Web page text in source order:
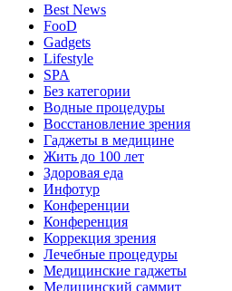
Best News
FooD
Gadgets
Lifestyle
SPA
Без категории
Водные процедуры
Восстановление зрения
Гаджеты в медицине
Жить до 100 лет
Здоровая еда
Инфотур
Конференции
Конференция
Коррекция зрения
Лечебные процедуры
Медицинские гаджеты
Медицинский саммит